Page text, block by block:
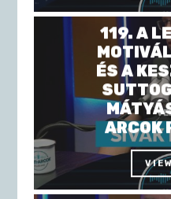
119. A
ÉS A
ARCOK